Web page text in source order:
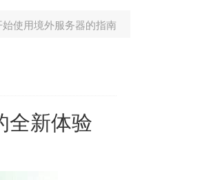
始使用境外服务器的指南
全新体验